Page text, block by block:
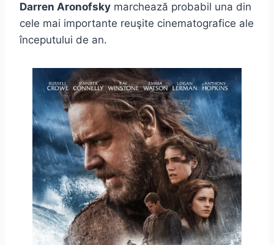
Darren Aronofsky marchează probabil una din
cele mai importante reuşite cinematografice ale
începutului de an.